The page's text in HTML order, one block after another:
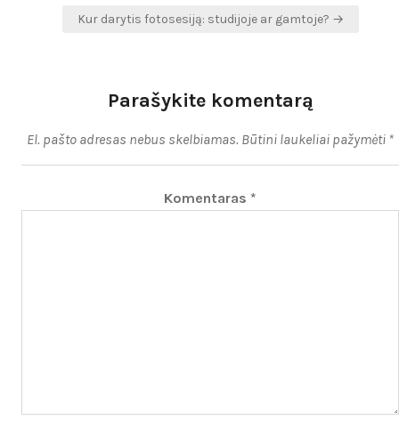
įrašųKur darytis fotosesiją: studijoje ar gamtoje? →
Parašykite komentarą
El. pašto adresas nebus skelbiamas. Būtini laukeliai pažymėti *
Komentaras *